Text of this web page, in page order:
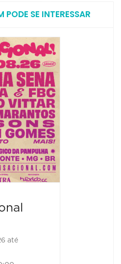
SE INTERESSAR
até